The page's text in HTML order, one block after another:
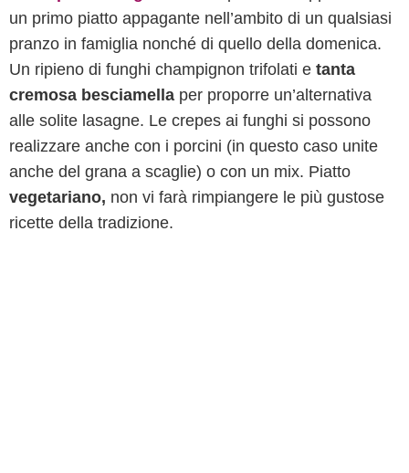
un primo piatto appagante nell’ambito di un qualsiasi
pranzo in famiglia nonché di quello della domenica.
Un ripieno di funghi champignon trifolati e tanta
cremosa besciamella per proporre un’alternativa
alle solite lasagne. Le crepes ai funghi si possono
realizzare anche con i porcini (in questo caso unite
anche del grana a scaglie) o con un mix. Piatto
vegetariano, non vi farà rimpiangere le più gustose
ricette della tradizione.